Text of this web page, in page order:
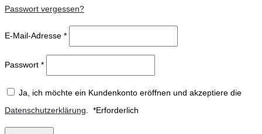
Passwort vergessen?
E-Mail-Adresse *
Passwort *
Ja, ich möchte ein Kundenkonto eröffnen und akzeptiere die
Datenschutzerklärung. *Erforderlich